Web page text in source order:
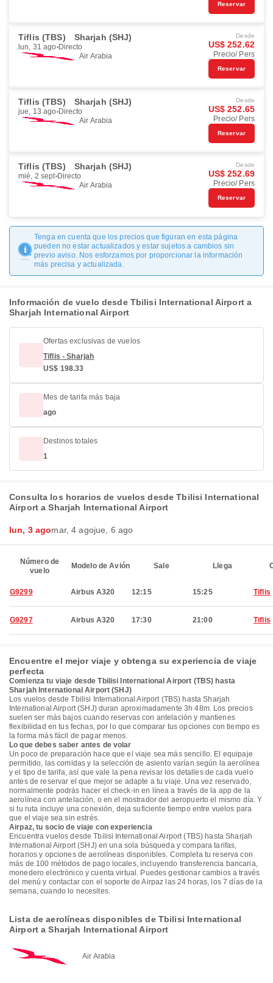
Reservar
Tiflis (TBS) Sharjah (SHJ)
lun, 31 ago Directo
Air Arabia
Desde
US$ 252.62
Precio/ Pers
Reservar
Tiflis (TBS) Sharjah (SHJ)
jue, 13 ago Directo
Air Arabia
Desde
US$ 252.65
Precio/ Pers
Reservar
Tiflis (TBS) Sharjah (SHJ)
mié, 2 sept Directo
Air Arabia
Desde
US$ 252.69
Precio/ Pers
Reservar
Tenga en cuenta que los precios que figuran en esta página
pueden no estar actualizados y estar sujetos a cambios sin
previo aviso. Nos esforzamos por proporcionar la información
más precisa y actualizada.
Información de vuelo desde Tbilisi International Airport a
Sharjah International Airport
Ofertas exclusivas de vuelos
Tiflis - Sharjah
US$ 198.33
Mes de tarifa más baja
ago
Destinos totales
1
Consulta los horarios de vuelos desde Tbilisi International
Airport a Sharjah International Airport
lun, 3 agomar, 4 agojue, 6 ago
Número de
vuelo
Modelo de Avión Sale Llega
G9299 Airbus A320 12:15 15:25 Tiflis
G9297 Airbus A320 17:30 21:00 Tiflis
Encuentre el mejor viaje y obtenga su experiencia de viaje
perfecta
Comienza tu viaje desde Tbilisi International Airport (TBS) hasta
Sharjah International Airport (SHJ)
Los vuelos desde Tbilisi International Airport (TBS) hasta Sharjah
International Airport (SHJ) duran aproximadamente 3h 48m. Los precios
suelen ser más bajos cuando reservas con antelación y mantienes
flexibilidad en tus fechas, por lo que comparar tus opciones con tiempo es
la forma más fácil de pagar menos.
Lo que debes saber antes de volar
Un poco de preparación hace que el viaje sea más sencillo. El equipaje
permitido, las comidas y la selección de asiento varían según la aerolínea
y el tipo de tarifa, así que vale la pena revisar los detalles de cada vuelo
antes de reservar el que mejor se adapte a tu viaje. Una vez reservado,
normalmente podrás hacer el check-in en línea a través de la app de la
aerolínea con antelación, o en el mostrador del aeropuerto el mismo día. Y
si tu ruta incluye una conexión, deja suficiente tiempo entre vuelos para
que el viaje sea sin estrés.
Airpaz, tu socio de viaje con experiencia
Encuentra vuelos desde Tbilisi International Airport (TBS) hasta Sharjah
International Airport (SHJ) en una sola búsqueda y compara tarifas,
horarios y opciones de aerolíneas disponibles. Completa tu reserva con
más de 100 métodos de pago locales, incluyendo transferencia bancaria,
monedero electrónico y cuenta virtual. Puedes gestionar cambios a través
del menú y contactar con el soporte de Airpaz las 24 horas, los 7 días de la
semana, cuando lo necesites.
Lista de aerolíneas disponibles de Tbilisi International
Airport a Sharjah International Airport
Air Arabia